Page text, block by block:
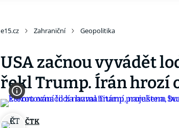
e15.cz Zahraniční Geopolitika
USA začnou vyvádět
řekl Trump. Írán hrozí
ČTK